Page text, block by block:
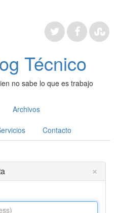
Técnico
no sabe lo que es trabajo
Archivos
Contacto
×